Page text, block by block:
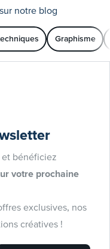
notre blog
Graphisme
et bénéficiez
votre prochaine
exclusives, nos
créatives !